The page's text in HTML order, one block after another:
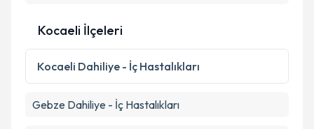
Kocaeli İlçeleri
Kocaeli Dahiliye - İç Hastalıkları
Gebze Dahiliye - İç Hastalıkları